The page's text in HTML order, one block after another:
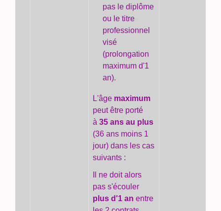
pas le diplôme
ou le titre
professionnel
visé
(prolongation
maximum d'1
an).
L'âge maximum
peut être porté
à 35 ans au plus
(36 ans moins 1
jour) dans les cas
suivants :
Il ne doit alors
pas s'écouler
plus d'1 an entre